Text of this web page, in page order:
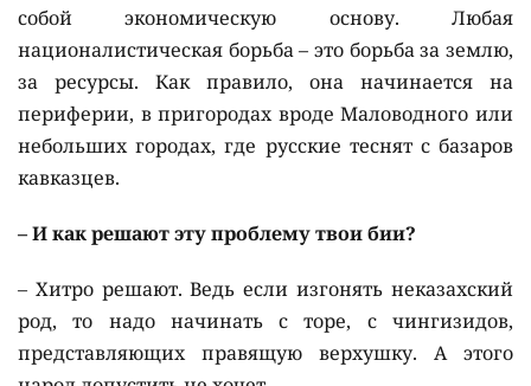
собой экономическую основу. Любая
националистическая борьба – это борьба за землю,
за ресурсы. Как правило, она начинается на
периферии, в пригородах вроде Маловодного или
небольших городах, где русские теснят с базаров
кавказцев.
– И как решают эту проблему твои бии?
– Хитро решают. Ведь если изгонять неказахский
род, то надо начинать с торе, с чингизидов,
представляющих правящую верхушку. А этого